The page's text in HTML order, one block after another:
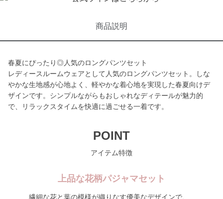
商品説明
春夏にぴったり◎人気のロングパンツセット
レディースルームウェアとして人気のロングパンツセット。しな
やかな生地感が心地よく、軽やかな着心地を実現した春夏向けデ
ザインです。シンプルながらもおしゃれなディテールが魅力的
で、リラックスタイムを快適に過ごせる一着です。
POINT
アイテム特徴
上品な花柄パジャマセット
繊細な花と葉の模様が織りなす優美なデザインで、